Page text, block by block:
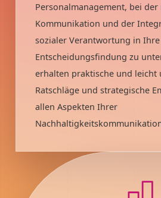
Personalmanagement, bei
Kommunikation und der
sozialer Verantwortung in Ihre
Entscheidungsfindung zu
erhalten praktische und leicht
Ratschläge und strategische
allen Aspekten Ihrer